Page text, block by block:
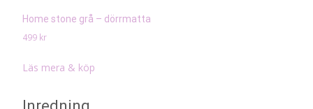
Home stone grå – dörrmatta
499 kr
Läs mera & köp